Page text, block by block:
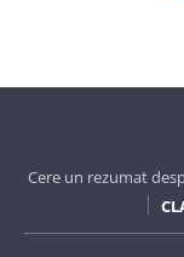
Cere un rezumat